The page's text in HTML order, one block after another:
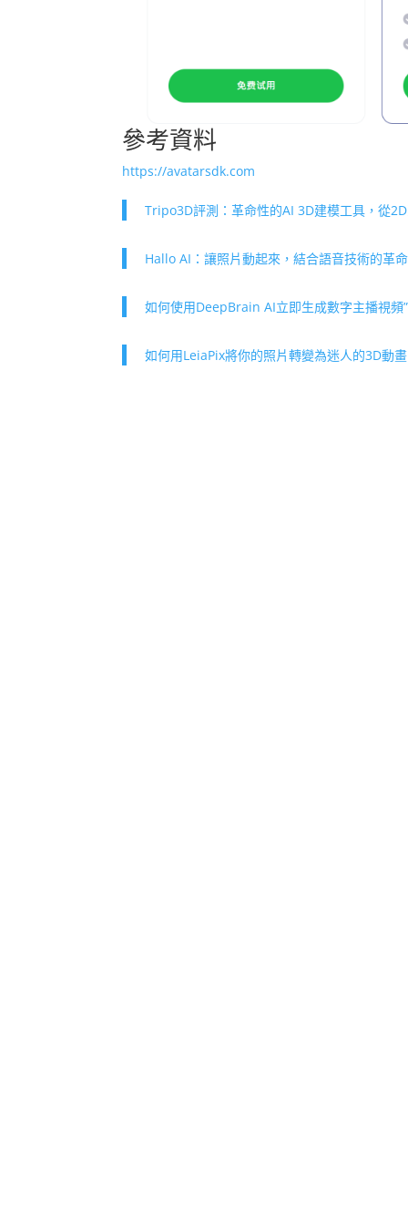
參考資料
https://avatarsdk.com
Tripo3D評測：革命性的AI 3D建模工具，從
Hallo AI：讓照片動起來，結合語音技術的革
如何使用DeepBrain AI立即生成數字主播視頻”
如何用LeiaPix將你的照片轉變為迷人的3D動畫